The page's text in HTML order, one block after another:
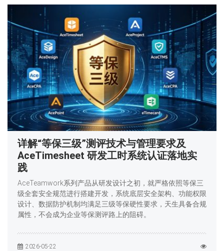
详解“等保三级”测评技术与管理要求及
AceTimesheet 研发工时系统认证落地实
践
AceTeamwork系列产品从研发设计之初，就严格依照等保三
级全套安全规范进行搭建开发，系统底层安全架构、功能权限
设计、数据防护机制均满足三级等保硬性要求，天生具备合规
属性，不会成为企业等保测评路上的阻碍。
2026-05-22